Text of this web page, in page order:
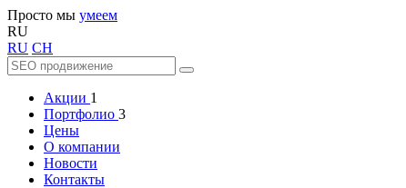
Просто мы умеем
RU
RU CH
Акции 1
Портфолио 3
Цены
О компании
Новости
Контакты